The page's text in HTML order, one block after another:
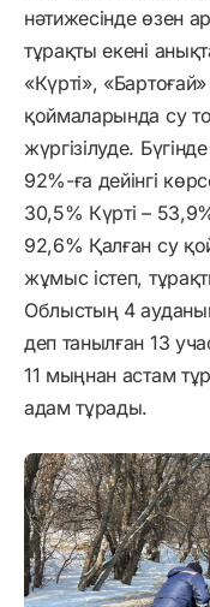
нәтижесінде өзен
тұрақты екені
«Күрті»,
қоймаларында су
жүргізілуде.
92%-ға дейінгі
30,5% Күрті –
92,6% Қалған су
жұмыс істеп,
Облыстың 4
деп танылған 13
11 мыңнан астам
адам тұрады.